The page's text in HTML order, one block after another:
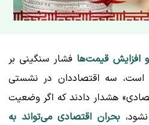
و افزایش قیمت‌ها فشار سنگینی بر
است، سه اقتصاددان در نشستی
هشدار دادند که اگر وضعیت
بحران اقتصادی می‌تواند به